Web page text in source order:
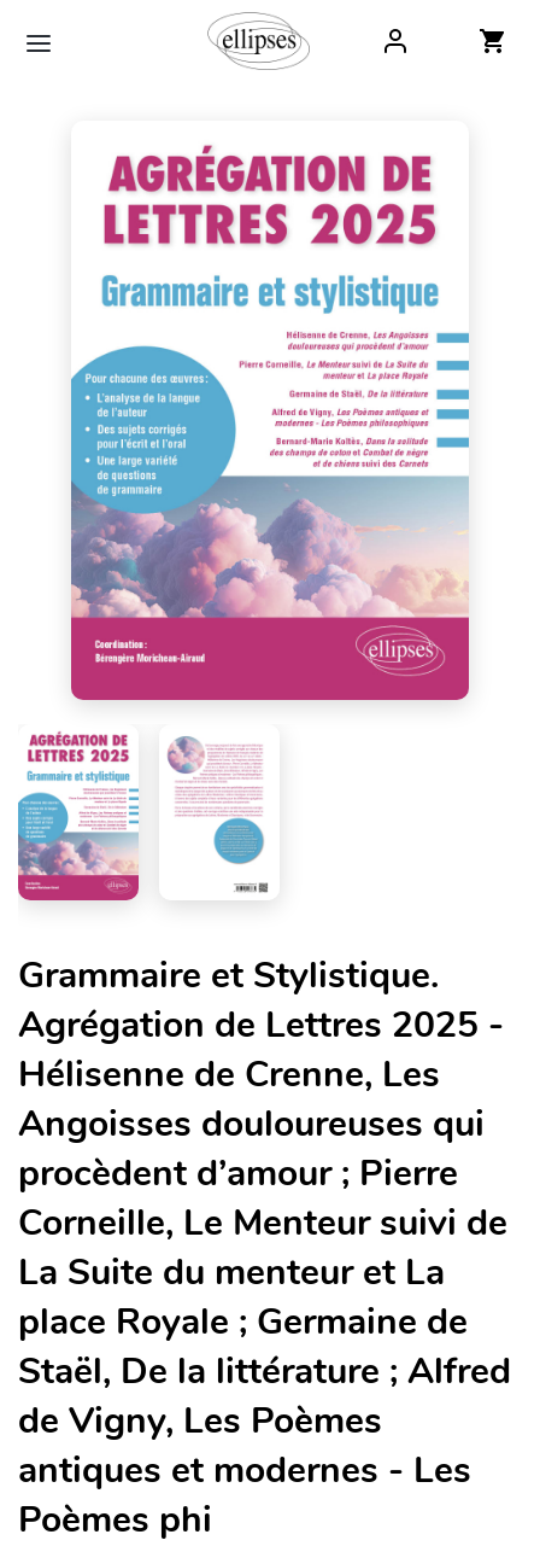
Grammaire et Stylistique.
Agrégation de Lettres 2025 -
Hélisenne de Crenne, Les
Angoisses douloureuses qui
procèdent d’amour ; Pierre
Corneille, Le Menteur suivi de
La Suite du menteur et La
place Royale ; Germaine de
Staël, De la littérature ; Alfred
de Vigny, Les Poèmes
antiques et modernes - Les
Poèmes phi